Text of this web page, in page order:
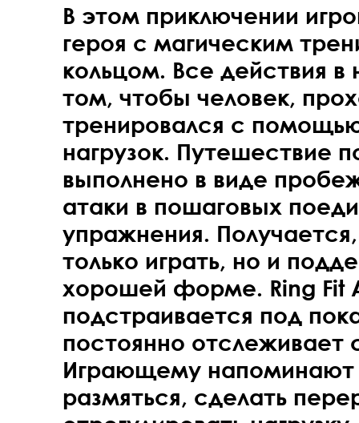
В этом приключении
героя с магическим
кольцом. Все действия в
том, чтобы человек,
тренировался с
нагрузок. Путешествие
выполнено в виде
атаки в пошаговых
упражнения.
только играть, но и
хорошей форме. Ring Fit
подстраивается под
постоянно отслеживает
Играющему напоминают
размяться, сделать